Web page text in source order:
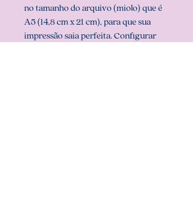
no tamanho do arquivo (miolo) que é
A5 (14,8 cm x 21 cm), para que sua
impressão saia perfeita. Configurar